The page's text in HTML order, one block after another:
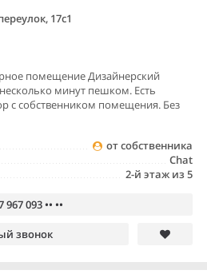
17с1
помещение Дизайнерский
минут пешком. Есть
с собственником помещения. Без
от собственника
Chat
2-й этаж из 5
967 093 •• ••
звонок